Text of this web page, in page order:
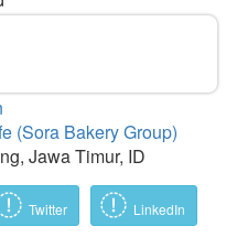
(Sora Bakery Group)
Jawa Timur, ID
Twitter LinkedIn